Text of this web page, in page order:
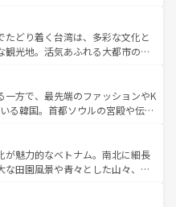
ードやハワイアンミュージッ
など、すべてがハワイの魅力を彩
しい発見と感動が待っているハ
そびえるウルル（エアーズロッ
い原生林やケアンズの熱帯雨林な
。また、カフェやワイン、オージ
実しており、サーフィンやダイ
、アウトドア好きにはたまらな
彩な魅力を存分に味わいつくそ
たどり着く台湾は、多彩な文化と
観光地。活気あふれる大都市の台
ある台湾東部など、都市の喧騒
ており、訪れる人に新しい発見と
。また、奥深い台湾の食文化も魅
ツなど、バラエティ豊かな料理
お、新着の台湾情報は コンテンツ一覧を参
一方で、最先端のファッションやK
る韓国。首都ソウルの宮殿や伝統
季折々の自然美を楽しむことが
や焼肉、絶品のストリートフード
理が待っている。夜には、韓国な
国の多彩な魅力を心ゆくまで味
が魅力的なベトナム。南北に細長
な田園風景や青々とした山々、世
づく。ハノイの古い町並みやホ